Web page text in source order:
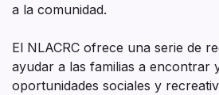
a la comunidad.
El NLACRC ofrece una serie de
ayudar a las familias a encontrar
oportunidades sociales y